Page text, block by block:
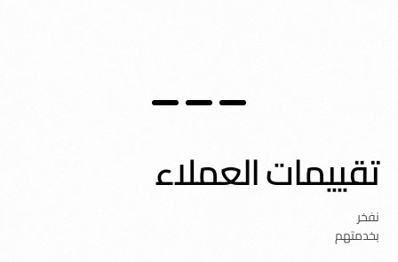
تقييمات العملاء
نفخر
بخدمتهم